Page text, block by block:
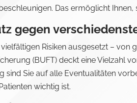
Das ermöglicht
gegen
Risiken ausgesetzt –
(BUFT) deckt eine Vielzahl
sind Sie auf alle Eventualitäten
wichtig ist.